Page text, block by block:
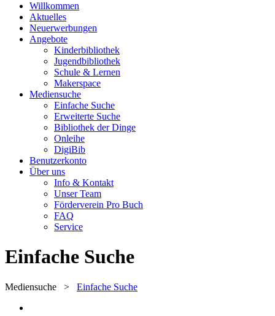
Willkommen
Aktuelles
Neuerwerbungen
Angebote
Kinderbibliothek
Jugendbibliothek
Schule & Lernen
Makerspace
Mediensuche
Einfache Suche
Erweiterte Suche
Bibliothek der Dinge
Onleihe
DigiBib
Benutzerkonto
Über uns
Info & Kontakt
Unser Team
Förderverein Pro Buch
FAQ
Service
Einfache Suche
Mediensuche > Einfache Suche